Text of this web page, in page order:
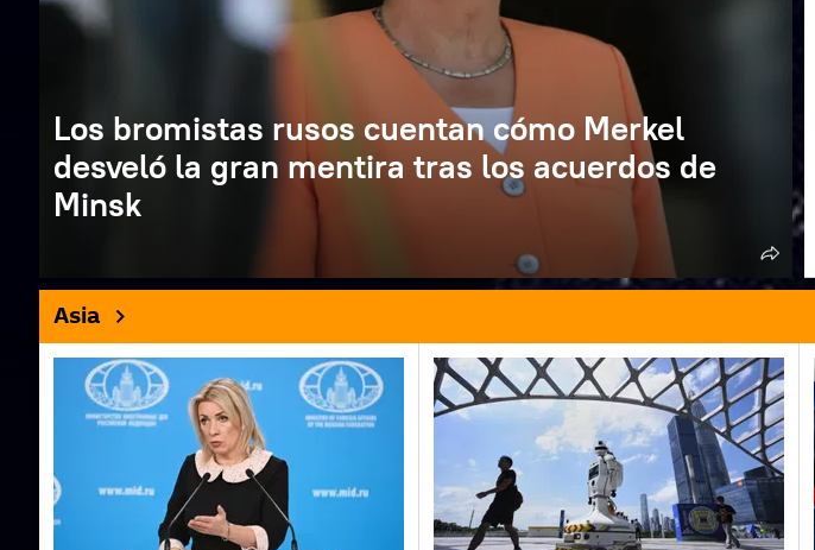
Los bromistas rusos cuentan cómo Merkel
desveló la gran mentira tras los acuerdos de
Minsk
Asia